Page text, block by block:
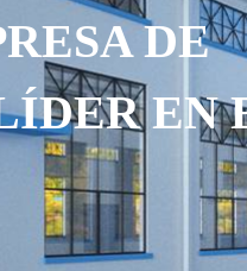
DE
EN